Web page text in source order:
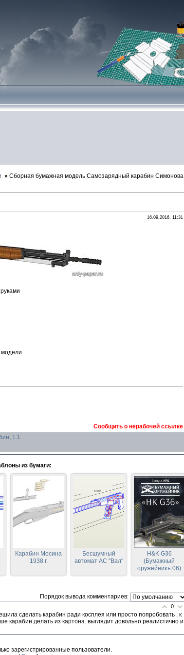
Сборная бумажная модель Самозарядный карабин Симонова
16.09.2016, 11:31
Сообщить о нерабочей ссылке
, 1:1
из бумаги:
Карабин Мосина
1938 г.
Бесшумный
автомат АС "Вал"
H&K G36
(Бумажный
оружейникъ 06)
Порядок вывода комментариев:
0
сделать карабин ради косплея или просто попробовать . к
карабин делать из картона. выглядит довольно реалистично и
зарегистрированные пользователи.